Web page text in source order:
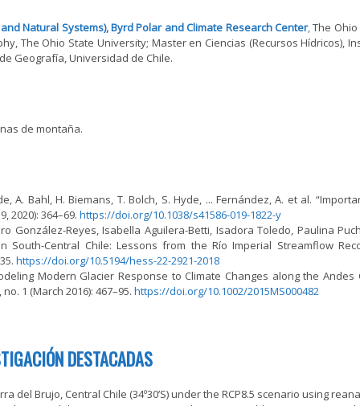
Natural Systems), Byrd Polar and Climate Research Center,The
The Ohio State University; Master en Ciencias (Recursos Hídricos),
Geografía, Universidad de Chile.
de montaña.
A. Bahl, H. Biemans, T. Bolch, S. Hyde, ... Fernández, A. et al.
2020): 364–69. https://doi.org/10.1038/s41586-019-1822-y
González-Reyes, Isabella Aguilera-Betti, Isadora Toledo, Paulina
South-Central Chile: Lessons from the Río Imperial Streamflow
https://doi.org/10.5194/hess-22-2921-2018
Modern Glacier Response to Climate Changes along the Andes
1 (March 2016): 467–95. https://doi.org/10.1002/2015MS000482
DESTACADAS
del Brujo, Central Chile (34º30’S) under the RCP8.5 scenario using